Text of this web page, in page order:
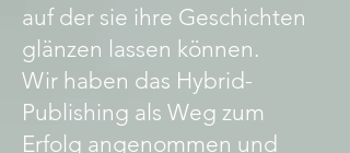
auf der sie ihre Geschichten
glänzen lassen können.
Wir haben das Hybrid-
Publishing als Weg zum
Erfolg angenommen und